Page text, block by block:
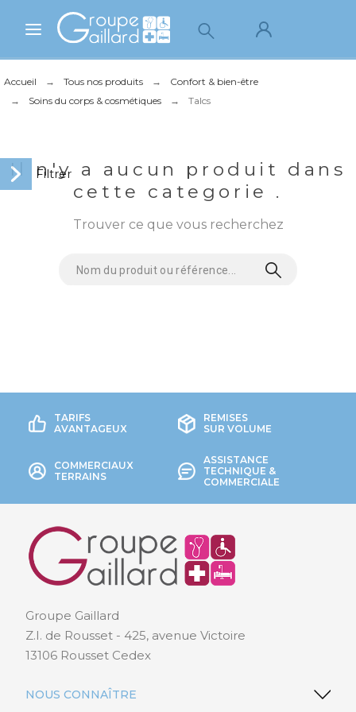
Accueil Tous nos produits
Confort & bien-être
Soins du corps & cosmétiques
Talcs
Il n'y a aucun produit dans
cette categorie .
Trouver ce que vous recherchez
TARIFS
AVANTAGEUX
REMISES
SUR VOLUME
COMMERCIAUX
TERRAINS
ASSISTANCE
TECHNIQUE &
COMMERCIALE
Groupe Gaillard
Z.I. de Rousset - 425, avenue Victoire
13106 Rousset Cedex
NOUS CONNAÎTRE